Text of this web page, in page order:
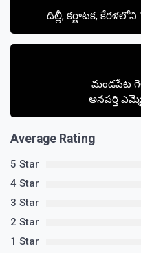
దిల్లీ, కర్ణాటక,
మండపేట
అనపర్తి
Average Rating
5 Star
4 Star
3 Star
2 Star
1 Star